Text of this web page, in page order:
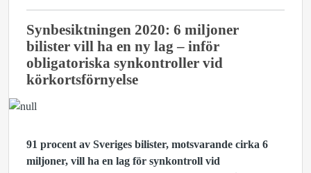
Synbesiktningen 2020: 6 miljoner
bilister vill ha en ny lag – inför
obligatoriska synkontroller vid
körkortsförnyelse
91 procent av Sveriges bilister, motsvarande cirka 6
miljoner, vill ha en lag för synkontroll vid